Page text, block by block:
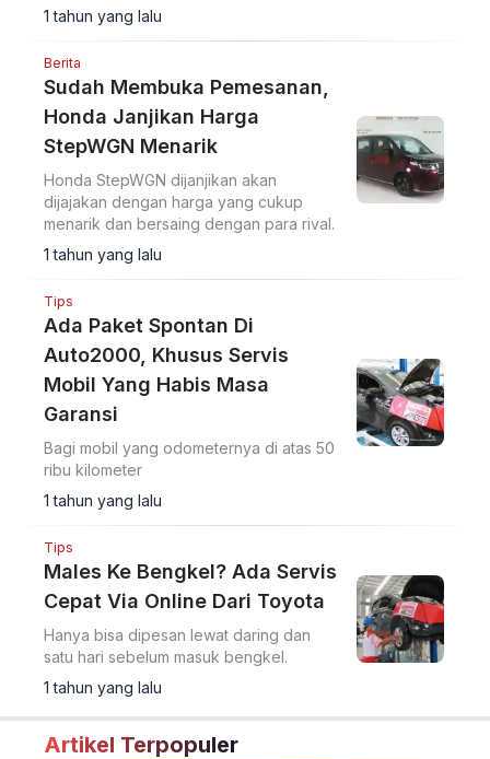
1 tahun yang lalu
Berita
Sudah Membuka Pemesanan,
Honda Janjikan Harga
StepWGN Menarik
Honda StepWGN dijanjikan akan
dijajakan dengan harga yang cukup
menarik dan bersaing dengan para rival.
1 tahun yang lalu
Tips
Ada Paket Spontan Di
Auto2000, Khusus Servis
Mobil Yang Habis Masa
Garansi
Bagi mobil yang odometernya di atas 50
ribu kilometer
1 tahun yang lalu
Tips
Males Ke Bengkel? Ada Servis
Cepat Via Online Dari Toyota
Hanya bisa dipesan lewat daring dan
satu hari sebelum masuk bengkel.
1 tahun yang lalu
Artikel Terpopuler